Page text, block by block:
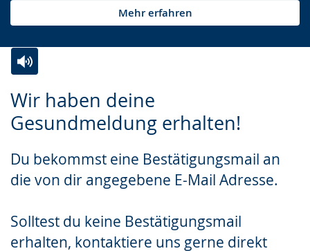
Mehr erfahren
Wir haben deine
Gesundmeldung erhalten!
Du bekommst eine Bestätigungsmail an
die von dir angegebene E-Mail Adresse.
Solltest du keine Bestätigungsmail
erhalten, kontaktiere uns gerne direkt
Leichten
Sprache
Audio-
Unterstützung.
Video
in
Gebärdensprache
wird